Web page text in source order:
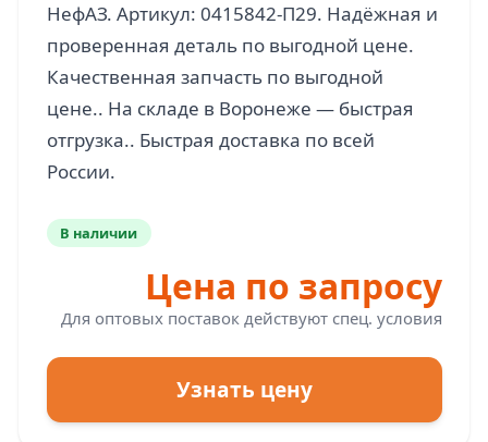
НефАЗ. Артикул: 0415842-П29. Надёжная и
проверенная деталь по выгодной цене.
Качественная запчасть по выгодной
цене.. На складе в Воронеже — быстрая
отгрузка.. Быстрая доставка по всей
В наличии
Цена по запросу
Для оптовых поставок действуют спец. условия
Узнать цену